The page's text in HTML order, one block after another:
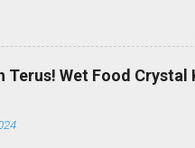
perlengkapan kucing, seperti
Litter, Cat Sandbox/Cat Litter,
terlebih dahulu dari PT.
Cat Litter, Cat Tree, Snack,
Surya, tapi merk Haipet
Terus! Wet Food